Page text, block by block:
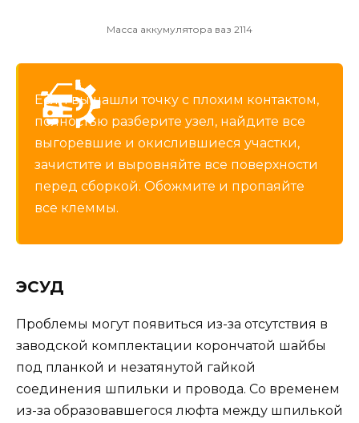
Масса аккумулятора ваз 2114
Если вы нашли точку с плохим контактом,
полностью разберите узел, найдите все
выгоревшие и окислившиеся участки,
зачистите и выровняйте все поверхности
перед сборкой. Обожмите и пропаяйте
все клеммы.
ЭСУД
Проблемы могут появиться из-за отсутствия в
заводской комплектации корончатой шайбы
под планкой и незатянутой гайкой
соединения шпильки и провода. Со временем
из-за образовавшегося люфта между шпилькой